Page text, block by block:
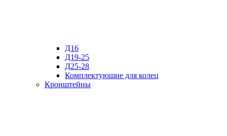
Д16
Д19-25
Д25-28
Комплектующие для колец
Кронштейны